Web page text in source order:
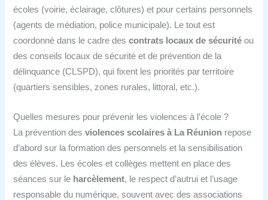
écoles (voirie, éclairage, clôtures) et pour certains personnels
(agents de médiation, police municipale). Le tout est
coordonné dans le cadre descontrats locaux de sécurité ou
des conseils locaux de sécurité et de prévention de la
délinquance (CLSPD), qui fixent les priorités par territoire
(quartiers sensibles, zones rurales, littoral, etc.).
Quelles mesures pour prévenir les violences à l’école ?
La prévention desviolences scolaires à La Réunion repose
d’abord sur la formation des personnels et la sensibilisation
des élèves. Les écoles et collèges mettent en place des
séances sur le harcèlement, le respect d’autrui et l’usage
responsable du numérique, souvent avec des associations